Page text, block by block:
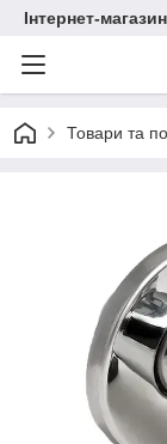
Інтернет-
Товари та